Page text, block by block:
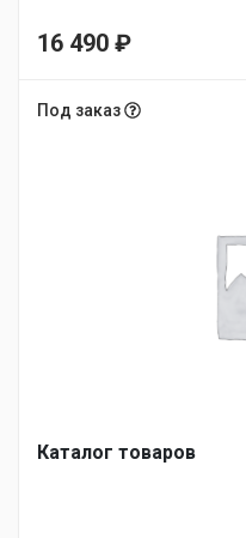
16 490 ₽
Под заказ
Каталог товаров